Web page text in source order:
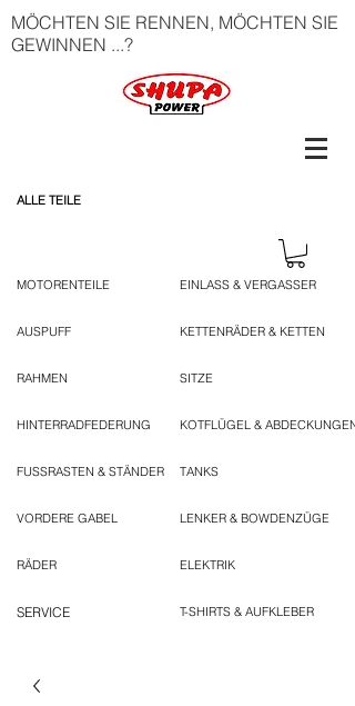
MÖCHTEN SIE RENNEN, MÖCHTEN SIE
GEWINNEN ...?
ALLE TEILE
MOTORENTEILE
AUSPUFF
RAHMEN
HINTERRADFEDERUNG
FUSSRASTEN & STÄNDER
VORDERE GABEL
RÄDER
SERVICE
EINLASS & VERGASSER
KETTENRÄDER & KETTEN
SITZE
KOTFLÜGEL & ABDECKUNGEN
TANKS
LENKER & BOWDENZÜGE
ELEKTRIK
T-SHIRTS & AUFKLEBER